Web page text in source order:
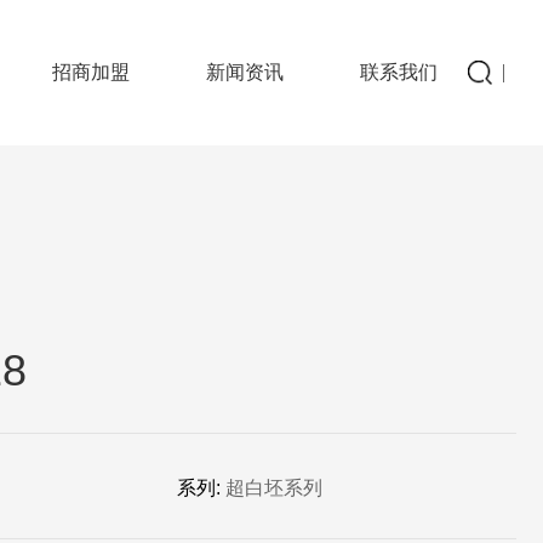
招商加盟 新闻资讯 联系我们
系列: 超白坯系列